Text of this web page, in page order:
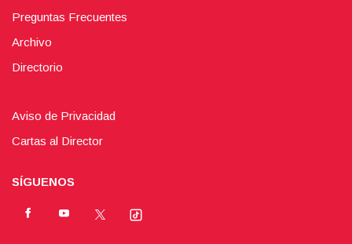
Preguntas Frecuentes
Archivo
Directorio
Aviso de Privacidad
Cartas al Director
SÍGUENOS